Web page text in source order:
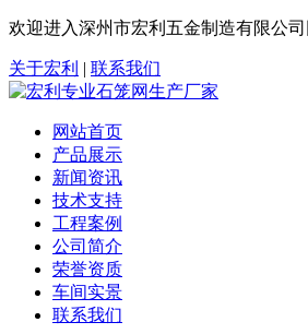
欢迎进入深州市宏利五金制造有限公司
关于宏利 | 联系我们
网站首页
产品展示
新闻资讯
技术支持
工程案例
公司简介
荣誉资质
车间实景
联系我们